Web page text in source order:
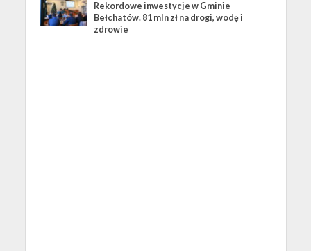
Rekordowe inwestycje w Gminie
Bełchatów. 81 mln zł na drogi, wodę i
zdrowie